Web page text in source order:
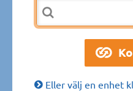
Eller välj en enhet